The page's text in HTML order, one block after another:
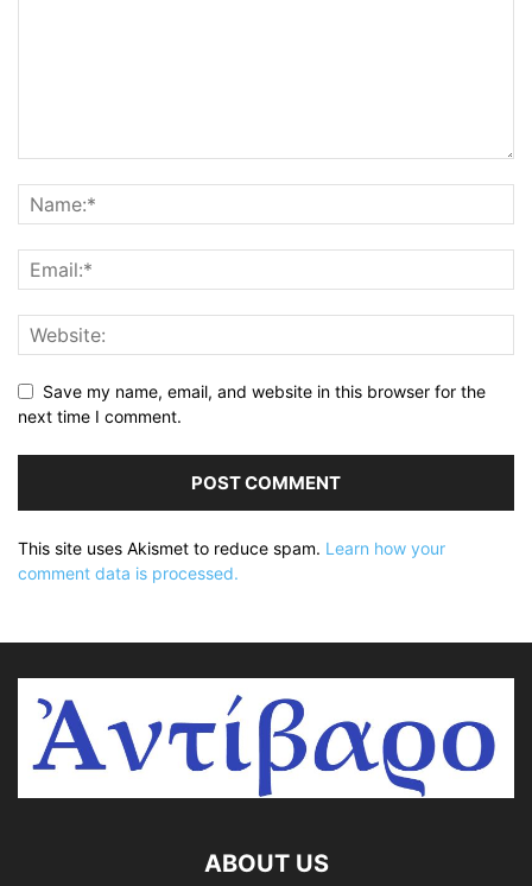
Save my name, email, and website in this browser for the
next time I comment.
This site uses Akismet to reduce spam. Learn how your
comment data is processed.
ABOUT US